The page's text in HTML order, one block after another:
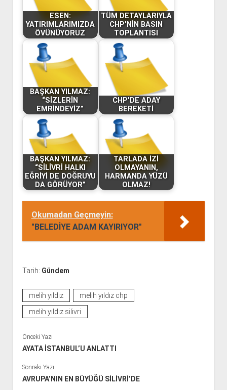
ESEN:
YATIRIMLARIMIZDA
ÖVÜNÜYORUZ
TÜM DETAYLARIYLA
CHP'NİN BASIN
TOPLANTISI
BAŞKAN YILMAZ:
“SİZLERİN
EMRİNDEYİZ”
CHP'DE ADAY
BEREKETİ
BAŞKAN YILMAZ:
“SİLİVRİ HALKI
EĞRİYİ DE DOĞRUYU
DA GÖRÜYOR”
TARLADA İZİ
OLMAYANIN,
HARMANDA YÜZÜ
OLMAZ!
Okumadan Geçmeyin:
"BELEDİYE ADAM KAYIRIYOR"
Tarih: Gündem
melih yıldız
melih yıldız chp
melih yıldız silivri
Önceki Yazı
AYATA İSTANBUL’U ANLATTI
Sonraki Yazı
AVRUPA’NIN EN BÜYÜĞÜ SİLİVRİ’DE